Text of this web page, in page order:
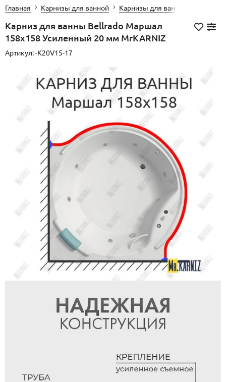
Главная Карнизы для ванной Карнизы для ванной BellRado
Карниз для ванны Bellrado Маршал
158х158 Усиленный 20 мм MrKARNIZ
Артикул:-K20V15-17